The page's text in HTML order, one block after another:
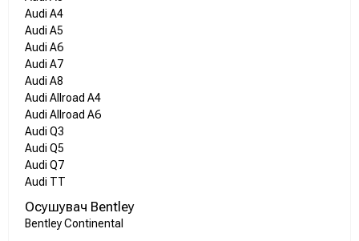
Audi A4
Audi A5
Audi A6
Audi A7
Audi A8
Audi Allroad A4
Audi Allroad A6
Audi Q3
Audi Q5
Audi Q7
Audi TT
Осушувач Bentley
Bentley Continental